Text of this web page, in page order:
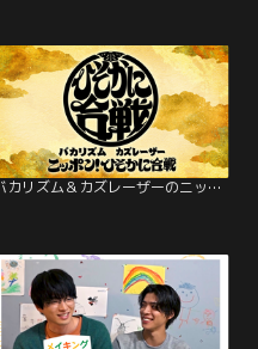
バカリズム＆カズレーザーのニッポン！ひそかに合戦